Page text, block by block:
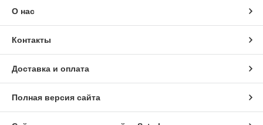
О нас
Контакты
Доставка и оплата
Полная версия сайта